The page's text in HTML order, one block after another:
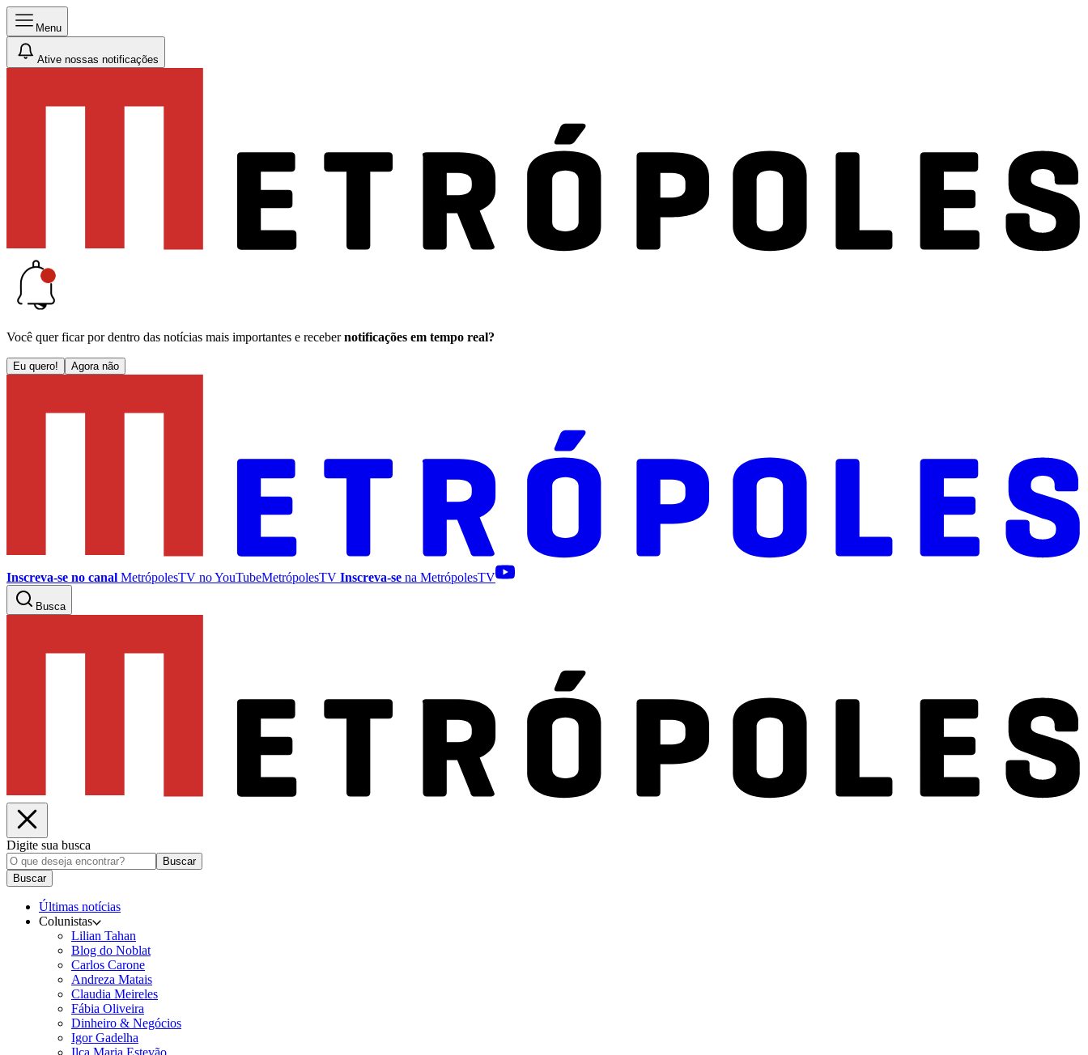
Menu
Ative nossas notificações
Você quer ficar por dentro das notícias mais importantes e receber notificações em tempo real?
Eu quero! Agora não
Inscreva-se no canal MetrópolesTV noYouTubeMetrópolesTV Inscreva-se na MetrópolesTV
Busca
Digite sua busca
Buscar
Buscar
Últimas notícias
Colunistas
Lilian Tahan
Blog do Noblat
Carlos Carone
Andreza Matais
Claudia Meireles
Fábia Oliveira
Dinheiro & Negócios
Igor Gadelha